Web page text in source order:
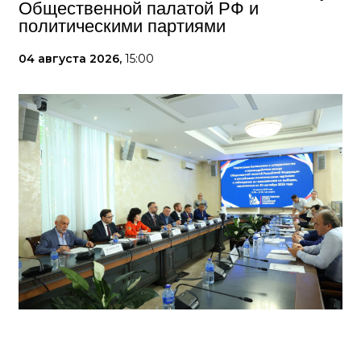
Общественной палатой РФ и
политическими партиями
04 августа 2026, 15:00